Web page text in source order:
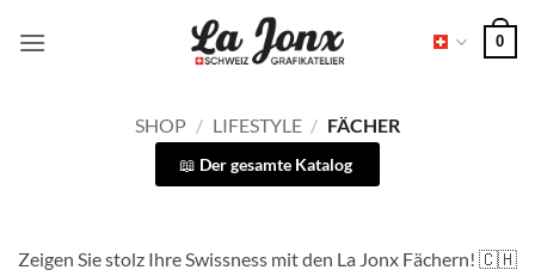
Inhalt
0
SHOP / LIFESTYLE / FÄCHER
Der gesamte Katalog
Zeigen Sie stolz Ihre Swissness mit den La Jonx Fächern! 🇨🇭